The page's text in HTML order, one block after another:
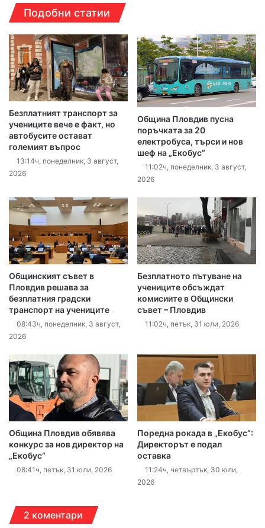
Подобни статии
Безплатният транспорт за
учениците вече е факт, но
автобусите остават
големият въпрос
13:14ч, понеделник, 3 август,
2026
Община Пловдив пусна
поръчката за 20
електробуса, търси и нов
шеф на „Екобус“
11:02ч, понеделник, 3 август,
2026
Общинският съвет в
Пловдив решава за
безплатния градски
транспорт на учениците
08:43ч, понеделник, 3 август,
2026
Безплатното пътуване на
учениците обсъждат
комисиите в Общински
съвет – Пловдив
11:02ч, петък, 31 юли, 2026
Община Пловдив обявява
конкурс за нов директор на
„Екобус“
08:41ч, петък, 31 юли, 2026
Поредна рокада в „Екобус“:
Директорът е подал
оставка
11:24ч, четвъртък, 30 юли,
2026
2 коментари